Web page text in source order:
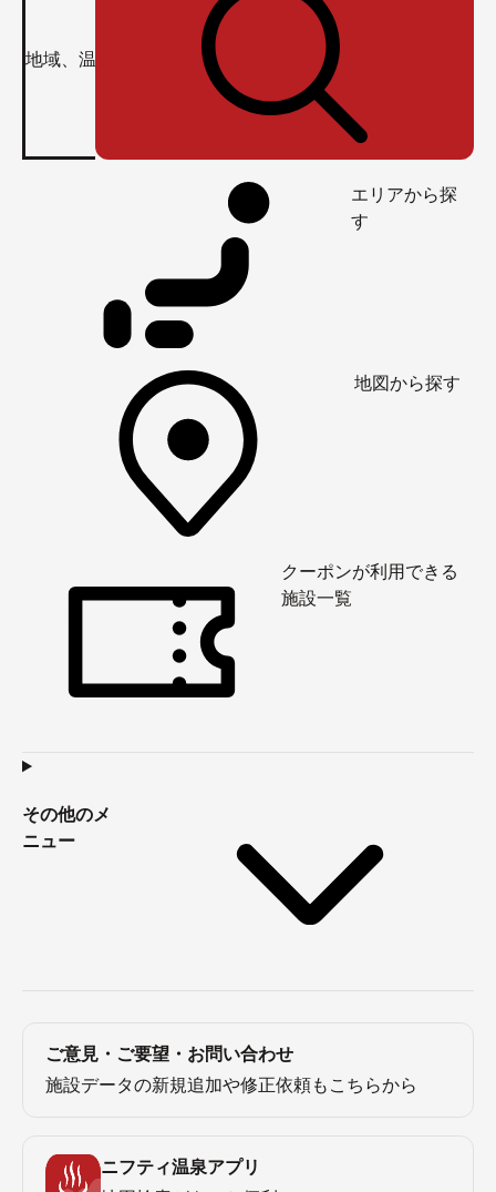
エリアから探
す
地図から探す
クーポンが利用できる
施設一覧
その他のメ
ニュー
ご意見・ご要望・お問い合わせ
施設データの新規追加や修正依頼もこちらから
ニフティ温泉アプリ